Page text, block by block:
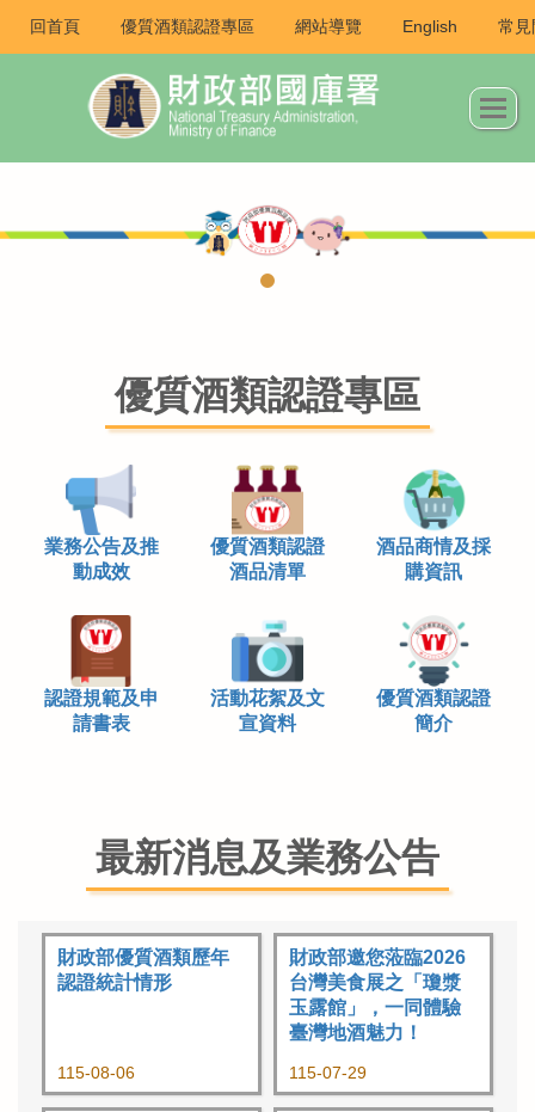
回首頁 優質酒類認證專區 網站導覽 English 常見
優質酒類認證專區
業務公告及推
動成效
優質酒類認證
酒品清單
酒品商情及採
購資訊
認證規範及申
請書表
活動花絮及文
宣資料
優質酒類認證
簡介
最新消息及業務公告
財政部優質酒類歷年
認證統計情形
115-08-06
財政部邀您蒞臨2026
台灣美食展之「瓊漿
玉露館」，一同體驗
臺灣地酒魅力！
115-07-29